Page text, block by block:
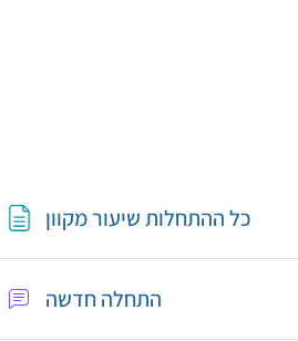
כל ההתחלות שיעור מקווןPage